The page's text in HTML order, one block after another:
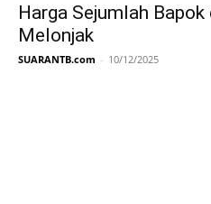
Harga Sejumlah
Melonjak
SUARANTB.com - 10/12/2025